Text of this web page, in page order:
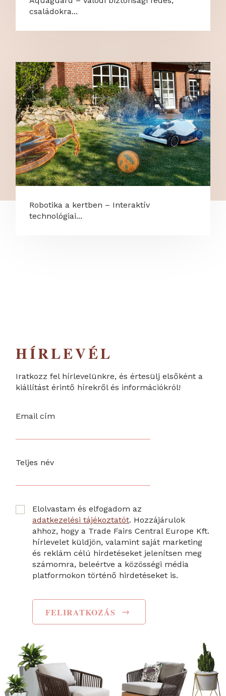
családokra...
Robotika a kertben – Interaktív
technológiai...
HÍRLEVÉL
Iratkozz fel hírlevelünkre, és értesülj elsőként a
kiállítást érintő hírekről és információkról!
Email cím
Teljes név
Elolvastam és elfogadom az
adatkezelési tájékoztatót. Hozzájárulok
ahhoz, hogy a Trade Fairs Central Europe Kft.
hírlevelet küldjön, valamint saját marketing
és reklám célú hirdetéseket jelenítsen meg
számomra, beleértve a közösségi média
platformokon történő hirdetéseket is.
FELIRATKOZÁS →